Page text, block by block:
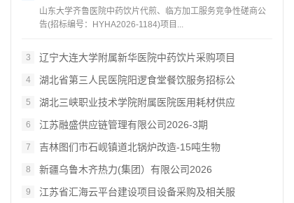
山东大学齐鲁医院中药饮片代煎、临方加工服务竞争性磋商公
告(招标编号：HYHA2026-1184)项目...
3 辽宁大连大学附属新华医院中药饮片采购项目
4 湖北省第三人民医院阳逻食堂餐饮服务招标公
5 湖北三峡职业技术学院附属医院医用耗材供应
6 江苏融盛供应链管理有限公司2026‑3期
7 吉林图们市石岘镇道北锅炉改造‑15吨生物
8 新疆乌鲁木齐热力(集团）有限公司2026
9 江苏省汇海云平台建设项目设备采购及相关服